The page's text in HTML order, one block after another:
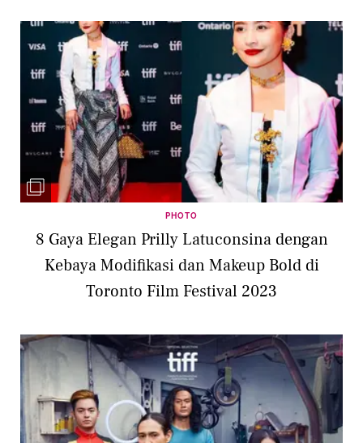
PHOTO
8 Gaya Elegan Prilly Latuconsina dengan
Kebaya Modifikasi dan Makeup Bold di
Toronto Film Festival 2023